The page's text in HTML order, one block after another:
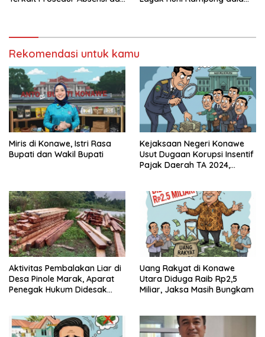
Rekomendasi untuk kamu
Miris di Konawe, Istri Rasa
Bupati dan Wakil Bupati
Kejaksaan Negeri Konawe
Usut Dugaan Korupsi Insentif
Pajak Daerah TA 2024,
Aktivitas Pembalakan Liar di
Desa Pinole Marak, Aparat
Penegak Hukum Didesak
Uang Rakyat di Konawe
Utara Diduga Raib Rp2,5
Miliar, Jaksa Masih Bungkam